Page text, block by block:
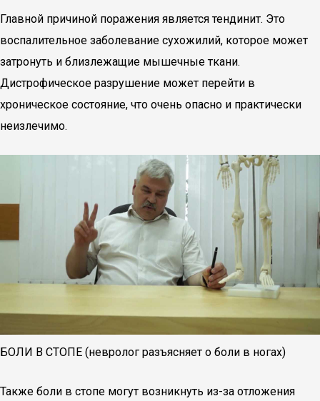
Главной причиной поражения является тендинит. Это
воспалительное заболевание сухожилий, которое может
затронуть и близлежащие мышечные ткани.
Дистрофическое разрушение может перейти в
хроническое состояние, что очень опасно и практически
неизлечимо.
БОЛИ В СТОПЕ (невролог разъясняет о боли в ногах)
Также боли в стопе могут возникнуть из-за отложения